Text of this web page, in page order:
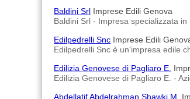
Baldini Srl Imprese Edili Genova
Baldini Srl - Impresa specializzata
Edilpedrelli Snc Imprese Edili
Edilpedrelli Snc è un'impresa edile
Edilizia Genovese di Pagliaro E.
Edilizia Genovese di Pagliaro E. -
Abdellatif Abdelrahman Shawki M.